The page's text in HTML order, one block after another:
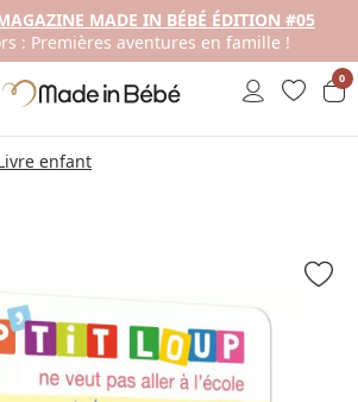
MADE IN BÉBÉ ÉDITION #05
: Premières aventures en famille !
0
enfant